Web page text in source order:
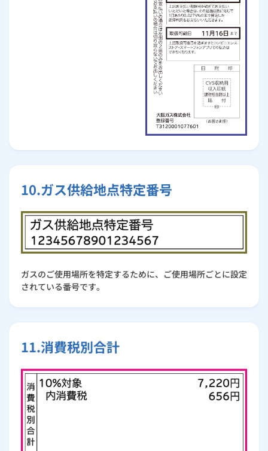
10.ガス供給地点特定番号
ガスのご使用場所を特定するために、ご使用場所ごとに設定
されている番号です。
11.消費税別合計